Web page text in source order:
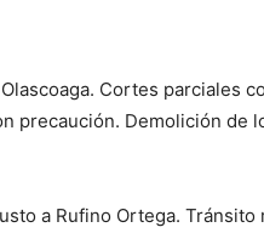
Cortes parciales
precaución. Demolición de
a Rufino Ortega. Tránsito